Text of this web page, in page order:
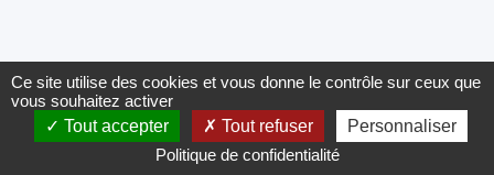
Ce site utilise des cookies et vous donne le contrôle sur ceux que
vous souhaitez activer
Tout accepter
Tout refuser
Personnaliser
Politique de confidentialité